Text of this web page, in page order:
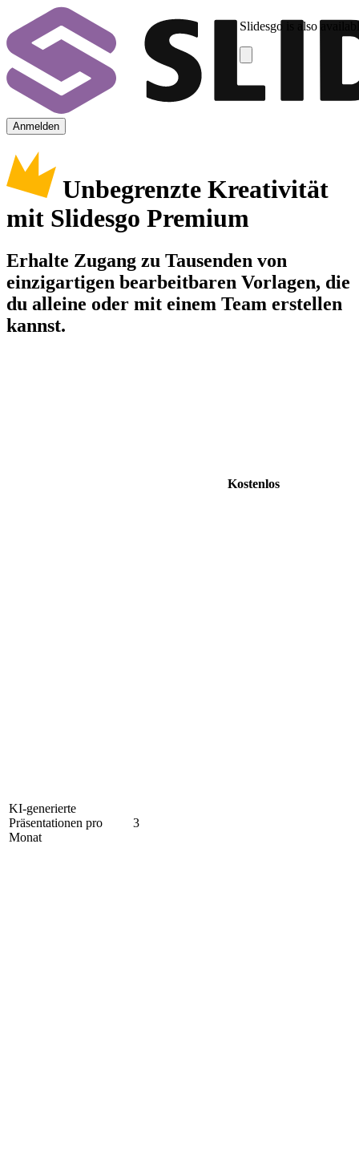
Slidesgo is also
Anmelden
Unbegrenzte Kreativität
mit Slidesgo Premium
Erhalte Zugang zu Tausenden von
einzigartigen bearbeitbaren Vorlagen, die
du alleine oder mit einem Team erstellen
kannst.
Kostenlos
KI-generierte
Präsentationen pro
Monat
3